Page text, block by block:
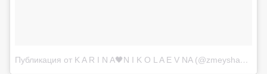
Публикация от K A R I N A🖤N I K O L A E V NA (@zmeysha_k)